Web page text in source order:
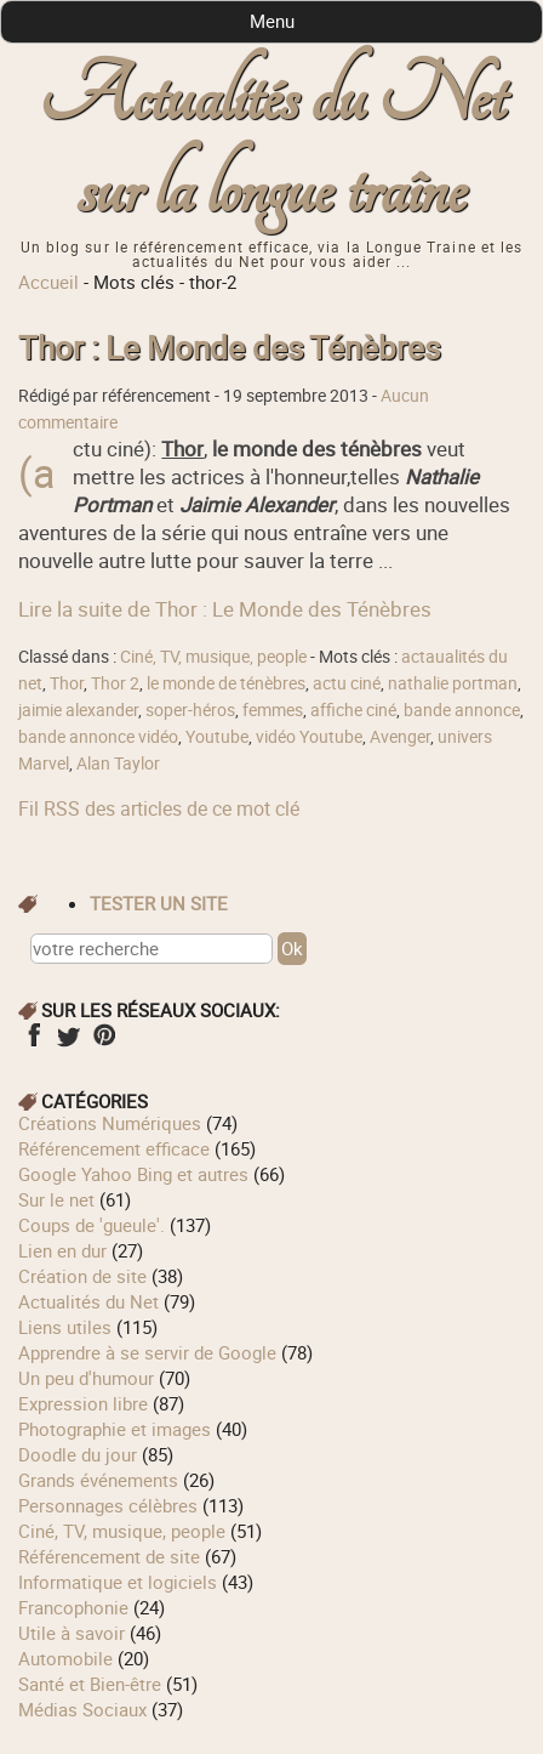
Actualités du Net
sur la longue traîne
Un blog sur le référencement efficace, via la Longue Traine et les
actualités du Net pour vous aider ...
Menu
Accueil - Mots clés -thor-2
Thor : Le Monde des Ténèbres
Rédigé par référencement - 19 septembre 2013 -Aucun
commentaire
(a ctu ciné):Thor, le monde des ténèbresveut
mettre les actrices à l'honneur,telles Nathalie
Portmanet Jaimie Alexander, dans les nouvelles
aventures de la série qui nous entraîne vers une
nouvelle autre lutte pour sauver la terre ...
Lire la suite de Thor : Le Monde des Ténèbres
Classé dans : Ciné, TV, musique, people- Mots clés : actaualités du
net,Thor,Thor 2, le monde de ténèbres, actu ciné, nathalie portman,
jaimie alexander, soper-héros,femmes, affiche ciné, bande annonce,
bande annonce vidéo,Youtube,vidéo Youtube,Avenger, univers
Marvel ,Alan Taylor
Fil RSS des articles de ce mot clé
TESTER UN SITE
SUR LES RÉSEAUX SOCIAUX:
CATÉGORIES
Créations Numériques (74)
Référencement efficace (165)
Google Yahoo Bing et autres (66)
Sur le net (61)
Coups de 'gueule'. (137)
Lien en dur (27)
Création de site (38)
Actualités du Net (79)
Liens utiles (115)
Apprendre à se servir de Google (78)
Un peu d'humour (70)
Expression libre (87)
Photographie et images (40)
Doodle du jour (85)
Grands événements (26)
Personnages célèbres (113)
Ciné, TV, musique, people (51)
Référencement de site (67)
Informatique et logiciels (43)
Francophonie (24)
Utile à savoir (46)
Automobile (20)
Santé et Bien-être (51)
Médias Sociaux (37)